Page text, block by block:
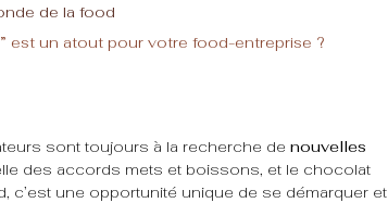
de la food
est un atout pour votre food-entreprise ?
sont toujours à la recherche de nouvelles
des accords mets et boissons, et le chocolat
c’est une opportunité unique de se démarquer et